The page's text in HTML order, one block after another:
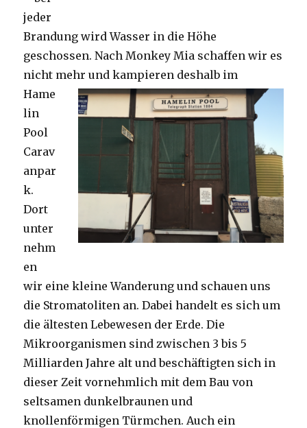
jeder
Brandung wird Wasser in die Höhe
geschossen. Nach Monkey Mia schaffen wir es
nicht mehr und kampieren deshalb im
Hame
lin
Pool
Carav
anpar
k.
Dort
unter
nehm
en
wir eine kleine Wanderung und schauen uns
die Stromatoliten an. Dabei handelt es sich um
die ältesten Lebewesen der Erde. Die
Mikroorganismen sind zwischen 3 bis 5
Milliarden Jahre alt und beschäftigten sich in
dieser Zeit vornehmlich mit dem Bau von
seltsamen dunkelbraunen und
knollenförmigen Türmchen. Auch ein